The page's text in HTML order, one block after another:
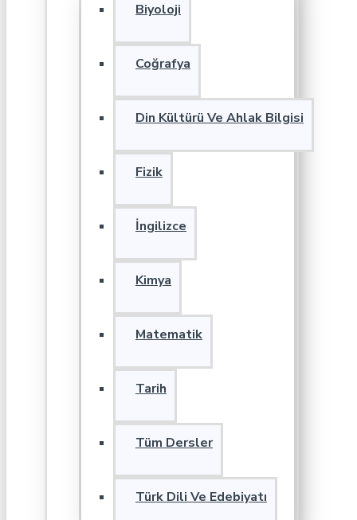
Biyoloji
Coğrafya
Din Kültürü Ve Ahlak Bilgisi
Fizik
İngilizce
Kimya
Matematik
Tarih
Tüm Dersler
Türk Dili Ve Edebiyatı